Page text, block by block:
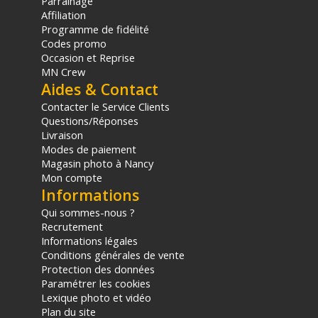
Caractéristiques des jumelles Pentax Papilio III 8.5x21
WR Olive :
Marque : Pentax
Modèle : Papilio III 8.5x21 WR
Couleur : Olive
Grossissement : 8.5x
Diamètre de l'objectif : 21 mm
Champ de vision réel : 6.0°
Champ de vision à 1000 m : 105 m
Champ de vision à 1000 yards : 315 ft.
Pupille de sortie : 2.5 mm
Dégagement oculaire : 15 mm
Luminosité relative : 6,3
Distance minimale de mise au point : Approx. 0.5 m
Hauteur : 116 mm
Largeur : 110 mm
Épaisseur : 55 mm
Poids : Approx. 295 g
CONTENU DU CARTON
1x Jumelles Pentax Papilio III 8.5x21 WR Olive
Affiliation
Programme de fidélité
Codes promo
Occasion et Reprise
MN Crew
Aides & Contact
Contacter le Service Clients
Questions/Réponses
Livraison
Modes de paiement
Magasin photo à Nancy
Mon compte
Informations
Qui sommes-nous ?
Recrutement
Informations légales
Conditions générales de vente
Protection des données
Paramétrer les cookies
Lexique photo et vidéo
Plan du site